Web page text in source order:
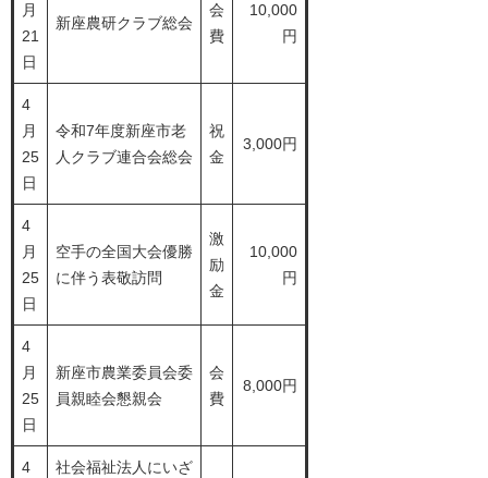
月
21
日
新座農研クラブ総会
会
費
10,000
円
4
月
25
日
令和7年度新座市老
人クラブ連合会総会
祝
金
3,000円
4
月
25
日
空手の全国大会優勝
に伴う表敬訪問
激
励
金
10,000
円
4
月
25
日
新座市農業委員会委
員親睦会懇親会
会
費
8,000円
4
社会福祉法人にいざ